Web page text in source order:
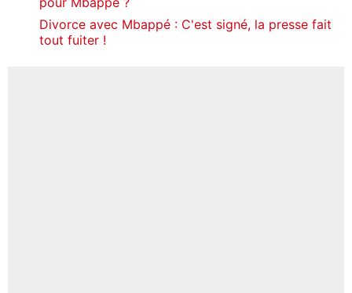
Divorce avec Mbappé : C'est signé, la presse fait
tout fuiter !